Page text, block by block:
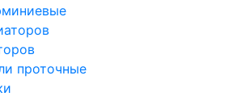
проточные